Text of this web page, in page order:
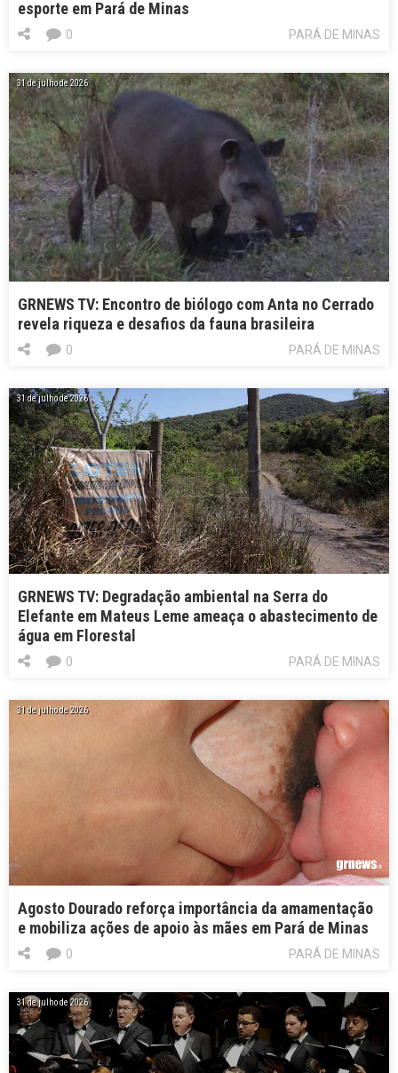
esporte em Pará de Minas
PARÁ DE MINAS
0
31 de julho de 2026
GRNEWS TV: Encontro de biólogo com Anta no Cerrado
revela riqueza e desafios da fauna brasileira
PARÁ DE MINAS
0
31 de julho de 2026
GRNEWS TV: Degradação ambiental na Serra do
Elefante em Mateus Leme ameaça o abastecimento de
água em Florestal
PARÁ DE MINAS
0
31 de julho de 2026
Agosto Dourado reforça importância da amamentação
e mobiliza ações de apoio às mães em Pará de Minas
PARÁ DE MINAS
0
31 de julho de 2026